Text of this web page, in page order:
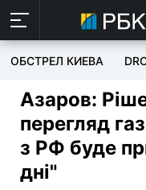
ОБСТРЕЛ КИЕВА
Азаров:
перегляд
з РФ буде
дні"